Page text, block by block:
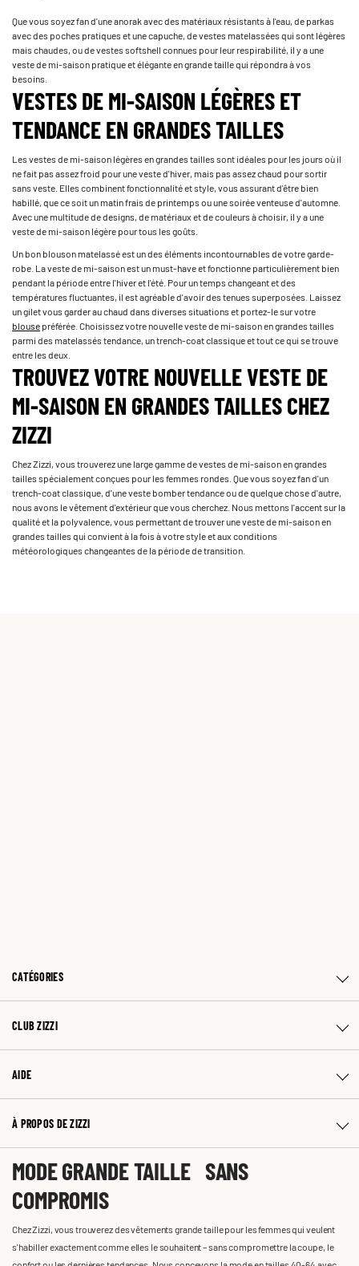
Que vous soyez fan d'une anorak avec des matériaux résistants à l'eau, de parkas
avec des poches pratiques et une capuche, de vestes matelassées qui sont légères
mais chaudes, ou de vestes softshell connues pour leur respirabilité, il y a une
veste de mi-saison pratique et élégante en grande taille qui répondra à vos
besoins.
VESTES DE MI-SAISON LÉGÈRES ET
TENDANCE EN GRANDES TAILLES
Les vestes de mi-saison légères en grandes tailles sont idéales pour les jours où il
ne fait pas assez froid pour une veste d'hiver, mais pas assez chaud pour sortir
sans veste. Elles combinent fonctionnalité et style, vous assurant d'être bien
habillé, que ce soit un matin frais de printemps ou une soirée venteuse d'automne.
Avec une multitude de designs, de matériaux et de couleurs à choisir, il y a une
veste de mi-saison légère pour tous les goûts.
Un bon blouson matelassé est un des éléments incontournables de votre garde-
robe. La veste de mi-saison est un must-have et fonctionne particulièrement bien
pendant la période entre l'hiver et l'été. Pour un temps changeant et des
températures fluctuantes, il est agréable d'avoir des tenues superposées. Laissez
un gilet vous garder au chaud dans diverses situations et portez-le sur votre
blousepréférée. Choisissez votre nouvelle veste de mi-saison en grandes tailles
parmi des matelassés tendance, un trench-coat classique et tout ce qui se trouve
entre les deux.
TROUVEZ VOTRE NOUVELLE VESTE DE
MI-SAISON EN GRANDES TAILLES CHEZ
ZIZZI
Chez Zizzi, vous trouverez une large gamme de vestes de mi-saison en grandes
tailles spécialement conçues pour les femmes rondes. Que vous soyez fan d'un
trench-coat classique, d'une veste bomber tendance ou de quelque chose d'autre,
nous avons le vêtement d'extérieur que vous cherchez. Nous mettons l'accent sur la
qualité et la polyvalence, vous permettant de trouver une veste de mi-saison en
grandes tailles qui convient à la fois à votre style et aux conditions
météorologiques changeantes de la période de transition.
CATÉGORIES
CLUB ZIZZI
AIDE
À PROPOS DE ZIZZI
MODE GRANDE TAILLE SANS
COMPROMIS
Chez Zizzi, vous trouverez des vêtements grande taille pour les femmes qui veulent
s'habiller exactement comme elles le souhaitent – sans compromettre la coupe, le